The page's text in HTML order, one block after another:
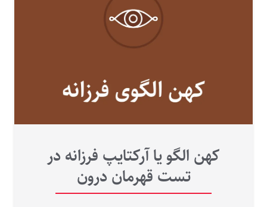
کهن الگو یا آرکتایپ فرزانه در
تست قهرمان درون